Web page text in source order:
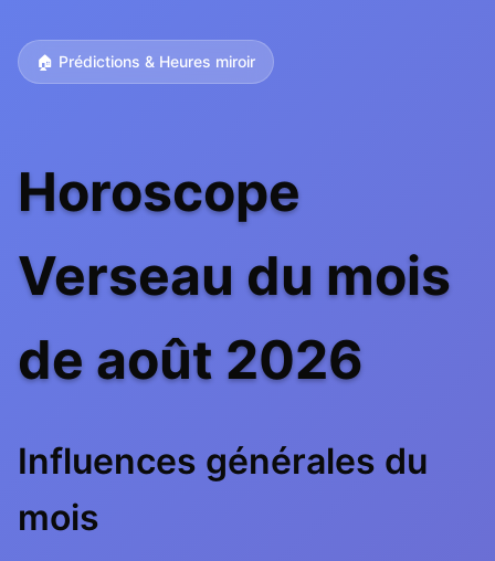
🏠 Prédictions & Heures miroir
Horoscope
Verseau du mois
de août 2026
Influences générales du
mois